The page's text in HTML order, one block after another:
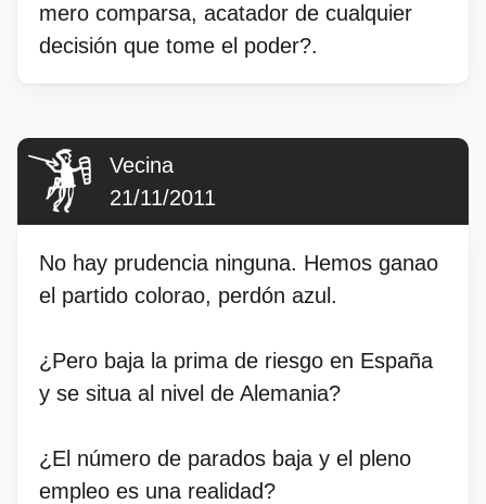
mero comparsa, acatador de cualquier
decisión que tome el poder?.
Vecina
21/11/2011
No hay prudencia ninguna. Hemos ganao
el partido colorao, perdón azul.
¿Pero baja la prima de riesgo en España
y se situa al nivel de Alemania?
¿El número de parados baja y el pleno
empleo es una realidad?